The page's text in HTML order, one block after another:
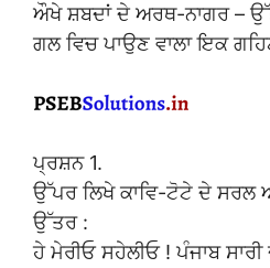
ਔਖੇ ਸ਼ਬਦਾਂ ਦੇ ਅਰਥ-ਨਾਗਰ –
ਗਲ ਵਿਚ ਪਾਉਣ ਵਾਲਾ ਇਕ
ਪ੍ਰਸ਼ਨ 1.
ਉੱਪਰ ਲਿਖੇ ਕਾਵਿ-ਟੋਟੇ ਦੇ ਸਰਲ
ਉੱਤਰ :
ਹੇ ਮੇਰੀਓ ਸਹੇਲੀਓ ! ਪੰਜਾਬ